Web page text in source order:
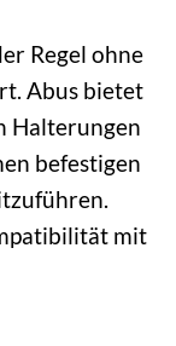
Regel ohne
Abus bietet
Halterungen
befestigen
mit